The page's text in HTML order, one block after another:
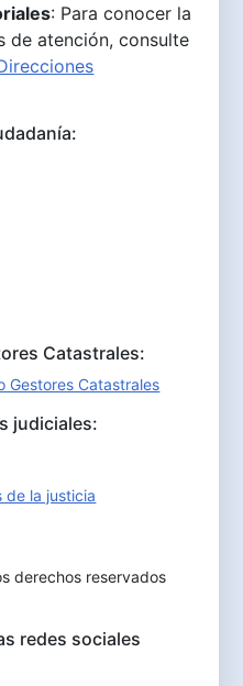
: Para conocer la
de atención, consulte
Catastrales:
Gestores Catastrales
judiciales:
de la justicia
derechos reservados
redes sociales